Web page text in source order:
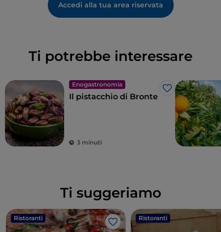
Accedi alla tua area riservata
Ti potrebbe interessare
Enogastronomia
Like
Il pistacchio di Bronte
3 minuti
Ti suggeriamo
Ristoranti
Like
Ristoranti